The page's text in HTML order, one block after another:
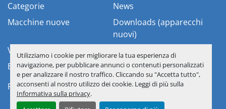
Utilizziamo i cookie per migliorare la tua esperienza di
navigazione, per pubblicare annunci o contenuti personalizzati
e per analizzare il nostro traffico. Cliccando su "Accetta tutto",
acconsenti al nostro utilizzo dei cookie. Leggi di più sulla
Informativa sulla privacy.
Categorie
News
Macchine nuove
Downloads (apparecchi
nuovi)
Vostre apparecchiature
Chi siamo
Elenco Materiali
Contattaci
Personalizza le preferenze sui Cookies